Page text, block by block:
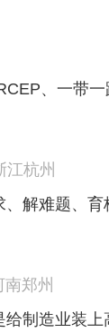
、一带
江杭州
、解难题、
南郑州
给制造业装